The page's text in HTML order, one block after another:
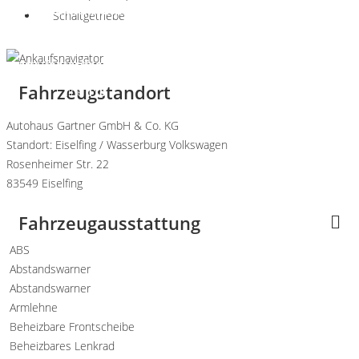
Schaltgetriebe
Fahrzeugstandort
Autohaus Gartner GmbH & Co. KG
Standort: Eiselfing / Wasserburg Volkswagen
Rosenheimer Str. 22
83549 Eiselfing
Fahrzeugausstattung
ABS
Abstandswarner
Abstandswarner
Armlehne
Beheizbare Frontscheibe
Beheizbares Lenkrad
content/themes/induxo-
parts/footer/footer.php
line118